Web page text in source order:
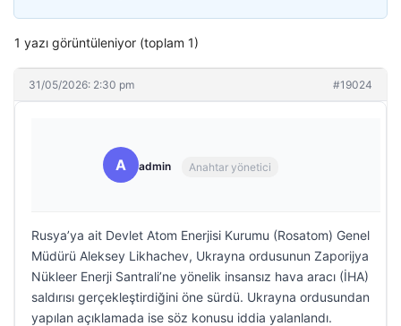
1 yazı görüntüleniyor (toplam 1)
31/05/2026: 2:30 pm #19024
A admin Anahtar yönetici
Rusya’ya ait Devlet Atom Enerjisi Kurumu (Rosatom) Genel
Müdürü Aleksey Likhachev, Ukrayna ordusunun Zaporijya
Nükleer Enerji Santrali’ne yönelik insansız hava aracı (İHA)
saldırısı gerçekleştirdiğini öne sürdü. Ukrayna ordusundan
yapılan açıklamada ise söz konusu iddia yalanlandı.